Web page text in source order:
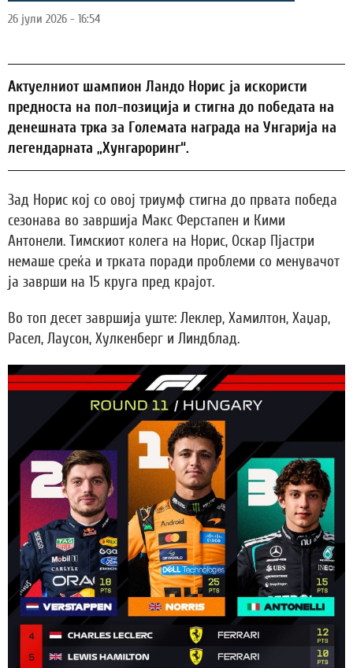
26 јули 2026 - 16:54
Aктуелниот шампион Ландо Норис ја искористи
предноста на пол-позиција и стигна до победата на
денешната трка за Големата награда на Унгарија на
легендарната „Хунгароринг“.
Зад Норис кој со овој триумф стигна до првата победа
сезонава во завршија Макс Ферстапен и Кими
Антонели. Тимскиот колега на Норис, Оскар Пјастри
немаше среќа и трката поради проблеми со менувачот
ја заврши на 15 круга пред крајот.
Во топ десет завршија уште: Леклер, Хамилтон, Хаџар,
Расел, Лаусон, Хулкенберг и Линдблад.